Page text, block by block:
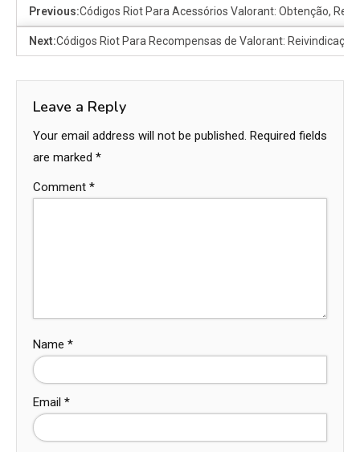
Previous:Códigos Riot Para Acessórios Valorant: Obtenção,
Next:Códigos Riot Para Recompensas de Valorant:
Leave a Reply
Your email address will not be published. Required fields
are marked *
Comment *
Name *
Email *